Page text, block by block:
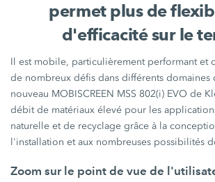
permet plus de
d'efficacité sur le
Il est mobile, particulièrement performant et
de nombreux défis dans différents domaines
nouveau MOBISCREEN MSS 802(i) EVO de
débit de matériaux élevé pour les
naturelle et de recyclage grâce à la
l'installation et aux nombreuses possibilités
Zoom sur le point de vue de